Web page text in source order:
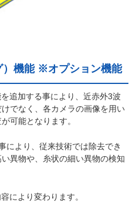
）機能 ※オプション機能
追加する事により、近赤外3波
でなく、各カメラの画像を用い
可能となります。
により、従来技術では除去でき
異物や、糸状の細い異物の検知
により変わります。